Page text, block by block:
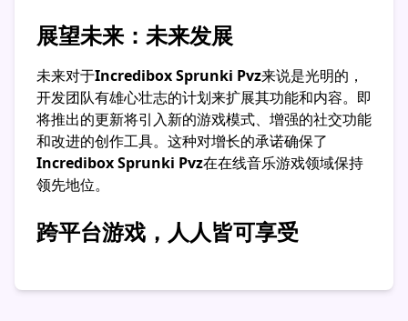
展望未来：未来发展
未来对于Incredibox Sprunki Pvz来说是光明的，
开发团队有雄心壮志的计划来扩展其功能和内容。即
将推出的更新将引入新的游戏模式、增强的社交功能
和改进的创作工具。这种对增长的承诺确保了
Incredibox Sprunki Pvz在在线音乐游戏领域保持
领先地位。
跨平台游戏，人人皆可享受